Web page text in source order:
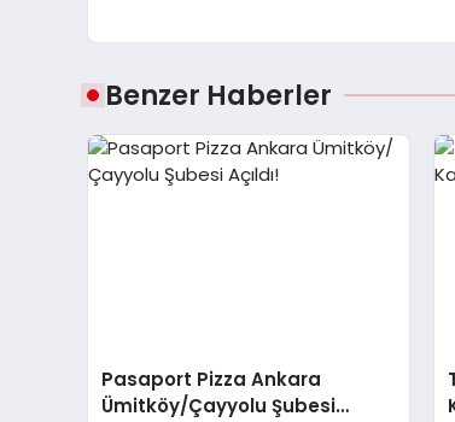
Benzer Haberler
Pasaport Pizza Ankara
Ümitköy/Çayyolu Şubesi